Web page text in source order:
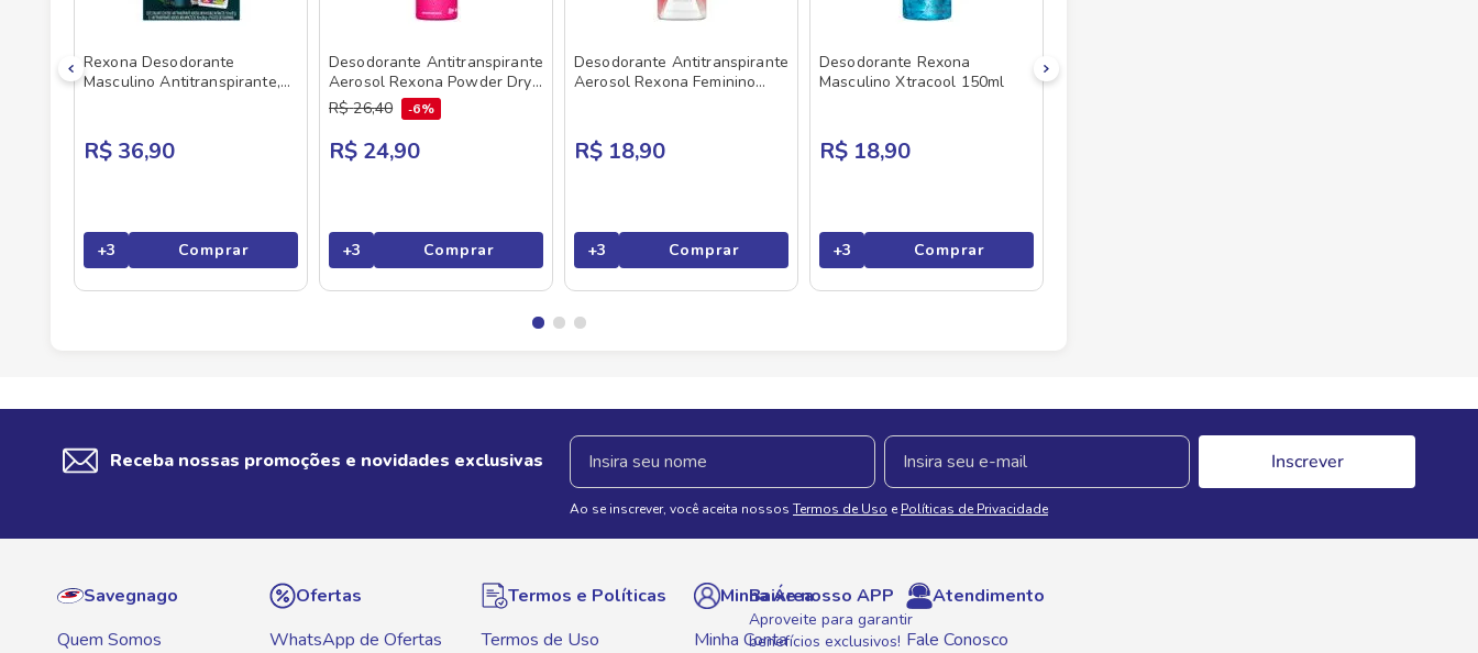
Rexona Desodorante
Masculino Antitranspirante,
Figurinhas Copa do Mundo da
FIFA de 2026TM
R$ 36,90
+3 Comprar
Desodorante Antitranspirante
Aerosol Rexona Powder Dry
250 ml
R$ 26,40 6%
R$ 24,90
+3 Comprar
Desodorante Antitranspirante
Aerosol Rexona Feminino
R$ 18,90
+3 Comprar
Desodorante Rexona
Masculino Xtracool 150ml
R$ 18,90
+3 Comprar
Receba nossas promoções e novidades exclusivas Inscrever
Ao se inscrever, você aceita nossos Termos de Uso e Políticas de Privacidade
Savegnago
Quem Somos
Ofertas
WhatsApp de Ofertas
Termos e Políticas
Termos de Uso
Minha Área
Minha Conta
Atendimento
Fale Conosco
Baixe nosso APP
Aproveite para garantir
benefícios exclusivos!